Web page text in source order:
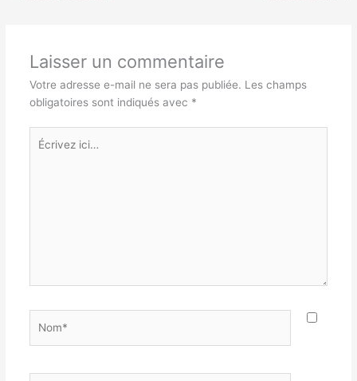
Laisser un commentaire
Votre adresse e-mail ne sera pas publiée. Les champs
obligatoires sont indiqués avec *
Écrivez
ici…